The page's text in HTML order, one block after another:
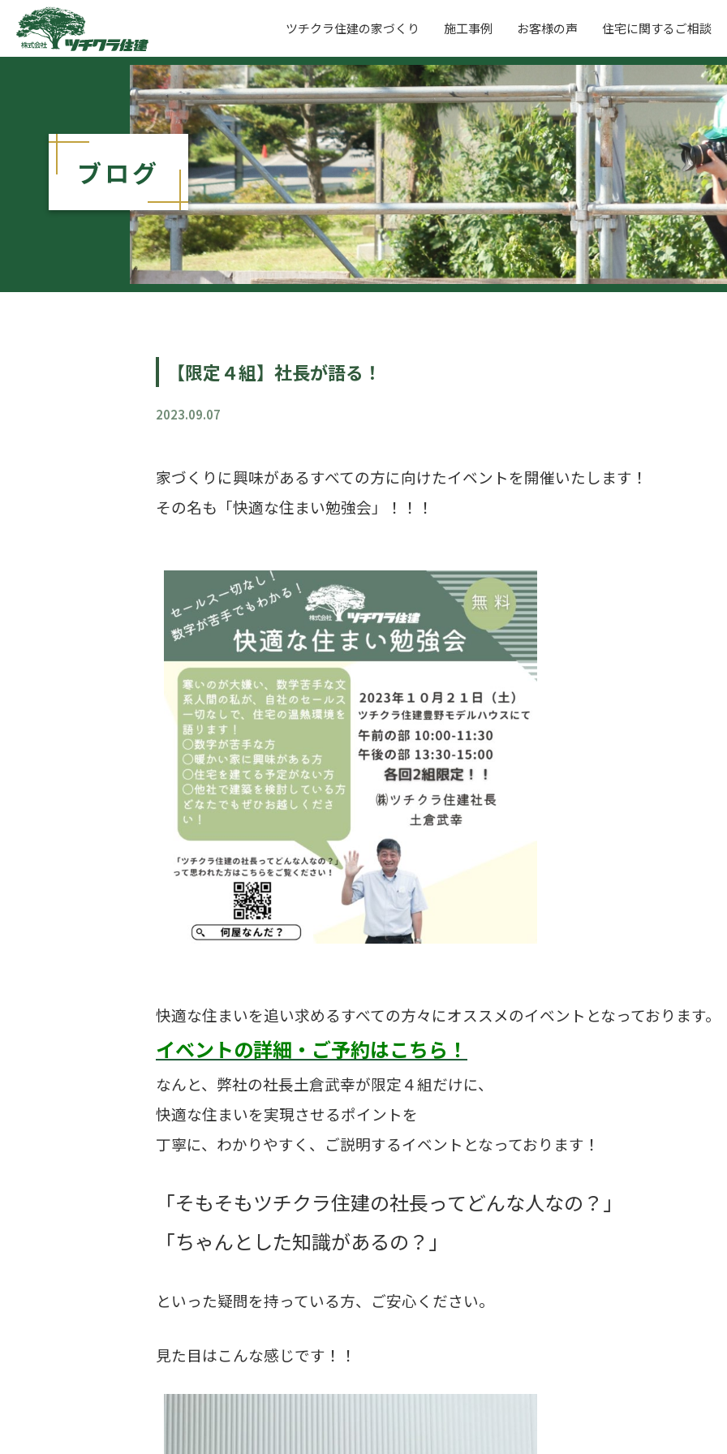
ツチクラ住建の家づくり 施工事例 お客様の声 住宅に関するご相談
ブログ
【限定４組】社長が語る！
2023.09.07
家づくりに興味があるすべての方に向けたイベントを開催いたします！
その名も「快適な住まい勉強会」！！！
快適な住まいを追い求めるすべての方々にオススメのイベントとなっております。
イベントの詳細・ご予約はこちら！
なんと、弊社の社長土倉武幸が限定４組だけに、
快適な住まいを実現させるポイントを
丁寧に、わかりやすく、ご説明するイベントとなっております！
「そもそもツチクラ住建の社長ってどんな人なの？」
「ちゃんとした知識があるの？」
といった疑問を持っている方、ご安心ください。
見た目はこんな感じです！！